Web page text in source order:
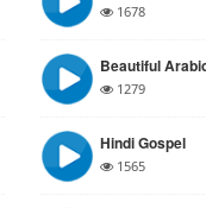
1678
Beautiful
1279
Hindi Gospel
1565